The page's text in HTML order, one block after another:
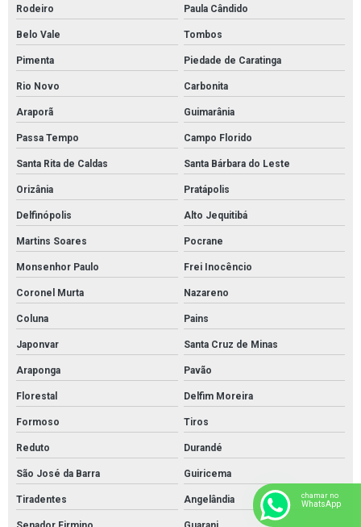
Rodeiro Paula Cândido
Belo Vale Tombos
Pimenta Piedade de Caratinga
Rio Novo Carbonita
Araporã Guimarânia
Passa Tempo Campo Florido
Santa Rita de Caldas Santa Bárbara do Leste
Orizânia Pratápolis
Delfinópolis Alto Jequitibá
Martins Soares Pocrane
Monsenhor Paulo Frei Inocêncio
Coronel Murta Nazareno
Coluna Pains
Japonvar Santa Cruz de Minas
Araponga Pavão
Florestal Delfim Moreira
Formoso Tiros
Reduto Durandé
São José da Barra Guiricema
Tiradentes Angelândia chamar no
WhatsApp